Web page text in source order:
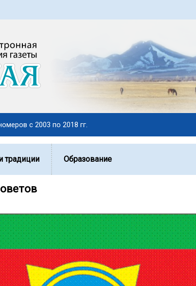
с 2003 по 2018 гг.
традиции Образование